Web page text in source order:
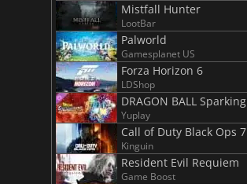
Mistfall Hunter
LootBar
Palworld
Gamesplanet US
Forza Horizon 6
LDShop
Yuplay
Call of Duty Black Ops 7
Kinguin
Resident Evil Requiem
Game Boost